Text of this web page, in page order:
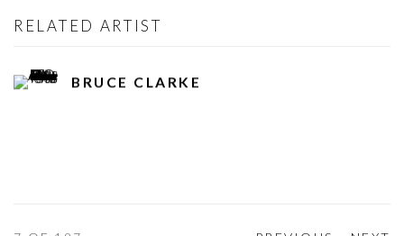
RELATED ARTIST
BRUCE CLARKE